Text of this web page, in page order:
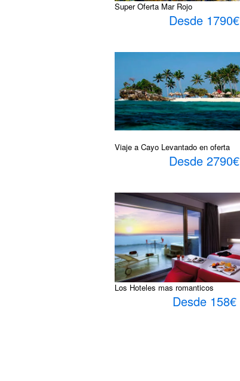
Super Oferta Mar Rojo
Desde 1790€
Viaje a Cayo Levantado en oferta
Desde 2790€
Los Hoteles mas romanticos
Desde 158€